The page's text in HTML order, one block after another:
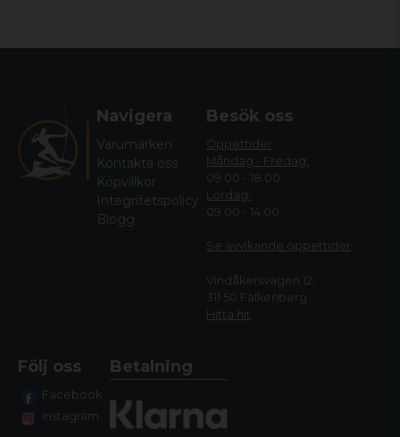
Navigera
Varumärken
Kontakta oss
Köpvillkor
Integritetspolicy
Blogg
Besök oss
Öppettider
Måndag - Fredag:
09.00 - 18.00
Lördag:
09.00 - 14.00
Se avvikande öppettider
Vindåkersvägen 12,
311 50 Falkenberg
Hitta hit
Följ oss
Facebook
Instagram
Betalning